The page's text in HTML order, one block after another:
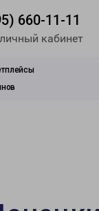
660-11-11
кабинет